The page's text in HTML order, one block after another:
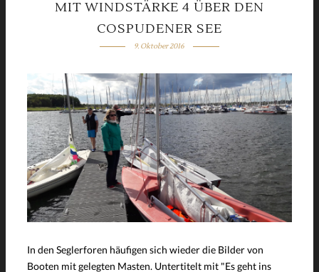
MIT WINDSTÄRKE 4 ÜBER DEN
COSPUDENER SEE
9. Oktober 2016
In den Seglerforen häufigen sich wieder die Bilder von
Booten mit gelegten Masten. Untertitelt mit "Es geht ins